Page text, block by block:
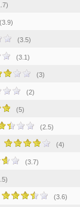
(3.9)
(3.5)
(3.1)
(3)
(2)
(5)
(2.5)
(4)
(3.7)
(3.6)